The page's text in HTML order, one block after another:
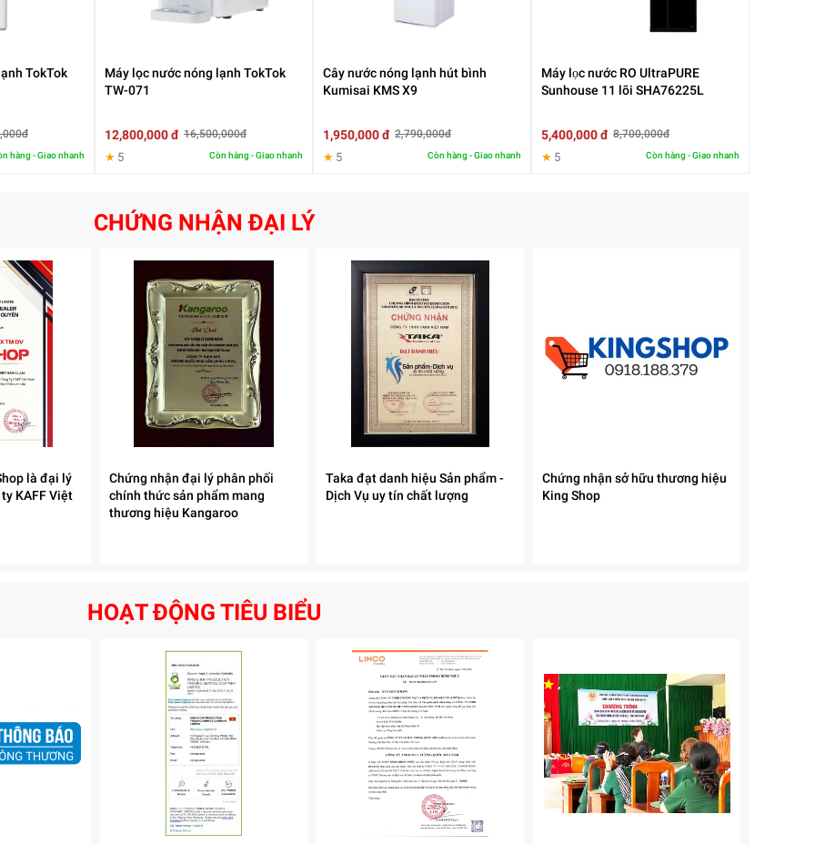
TokTok
hàng - Giao nhanh
Máy lọc nước nóng lạnh TokTok
TW-071
12,800,000 đ 16,500,000đ
★ 5 Còn hàng - Giao nhanh
Cây nước nóng lạnh hút bình
Kumisai KMS X9
1,950,000 đ 2,790,000đ
★ 5 Còn hàng - Giao nhanh
Máy lọc nước RO UltraPURE
Sunhouse 11 lõi SHA76225L
5,400,000 đ 8,700,000đ
★ 5 Còn hàng - Giao nhanh
CHỨNG NHẬN ĐẠI LÝ
là đại lý
KAFF Việt
Chứng nhận đại lý phân phối
chính thức sản phẩm mang
thương hiệu Kangaroo
Taka đạt danh hiệu Sản phẩm -
Dịch Vụ uy tín chất lượng
Chứng nhận sở hữu thương hiệu
King Shop
HOẠT ĐỘNG TIÊU BIỂU